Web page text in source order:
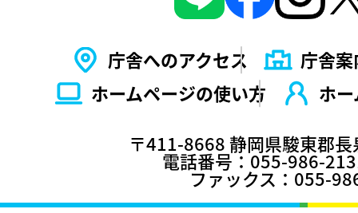
庁舎へのアクセス
庁舎案
ホームページの使い⽅
ホ
〒411-8668 静岡県駿東郡
電話番号：055-986-
ファックス：055-